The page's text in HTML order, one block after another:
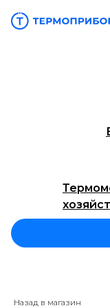
Назад в магазин